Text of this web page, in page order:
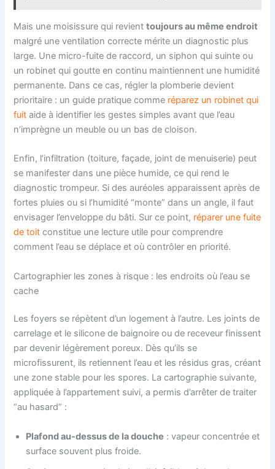
Mais une moisissure qui revienttoujours au même endroit
malgré une ventilation correcte mérite un diagnostic plus
large. Une micro-fuite de raccord, un siphon qui suinte ou
un robinet qui goutte en continu maintiennent une humidité
permanente. Dans ce cas, régler la plomberie devient
prioritaire : un guide pratique comme réparez un robinet qui
fuit aide à identifier les gestes simples avant que l’eau
n’imprègne un meuble ou un bas de cloison.
Enfin, l’infiltration (toiture, façade, joint de menuiserie) peut
se manifester dans une pièce humide, ce qui rend le
diagnostic trompeur. Si des auréoles apparaissent après de
fortes pluies ou si l’humidité “monte” dans un angle, il faut
envisager l’enveloppe du bâti. Sur ce point, réparer une fuite
de toit constitue une lecture utile pour comprendre
comment l’eau se déplace et où contrôler en priorité.
Cartographier les zones à risque : les endroits où l’eau se
cache
Les foyers se répètent d’un logement à l’autre. Les joints de
carrelage et le silicone de baignoire ou de receveur finissent
par devenir légèrement poreux. Dès qu’ils se
microfissurent, ils retiennent l’eau et les résidus gras, créant
une zone stable pour les spores. La cartographie suivante,
appliquée à l’appartement suivi, a permis d’arrêter de traiter
“au hasard” :
Plafond au-dessus de la douche : vapeur concentrée et
surface souvent plus froide.